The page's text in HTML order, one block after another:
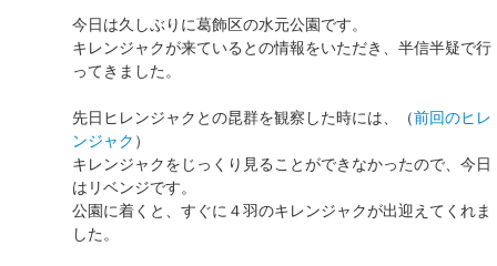
今日は久しぶりに葛飾区の水元公園です。
キレンジャクが来ているとの情報をいただき、半信半疑で行
ってきました。
先日ヒレンジャクとの昆群を観察した時には、（前回のヒレ
ンジャク ）
キレンジャクをじっくり見ることができなかったので、今日
はリベンジです。
公園に着くと、すぐに４羽のキレンジャクが出迎えてくれま
した。